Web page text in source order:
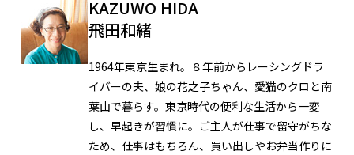
KAZUWO HIDA
飛田和緒
1964年東京生まれ。８年前からレーシングドラ
イバーの夫、娘の花之子ちゃん、愛猫のクロと南
葉山で暮らす。東京時代の便利な生活から一変
し、早起きが習慣に。ご主人が仕事で留守がちな
ため、仕事はもちろん、買い出しやお弁当作りに